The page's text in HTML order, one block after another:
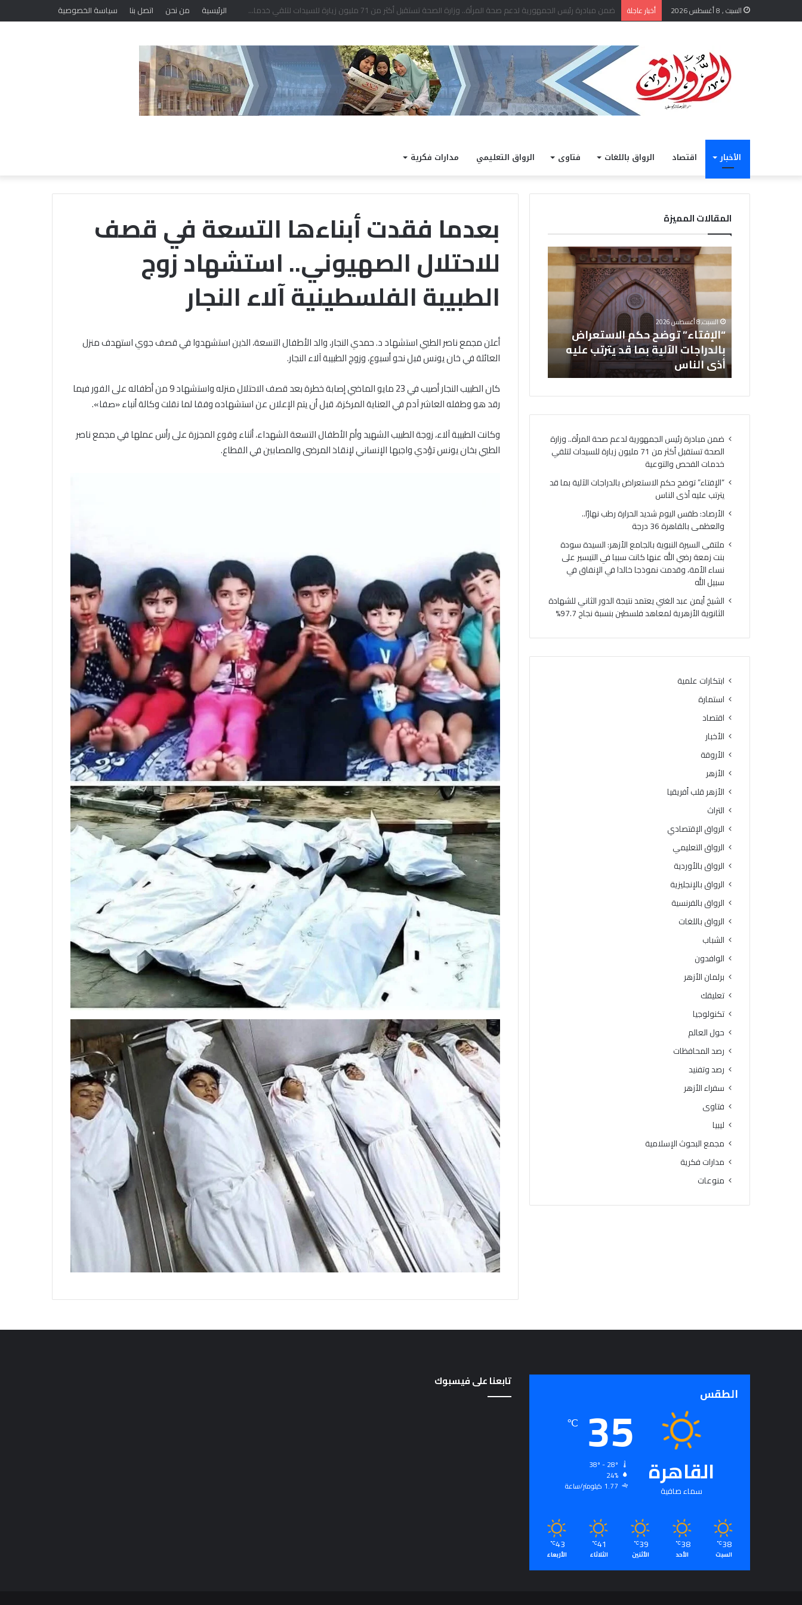
السبت , 8 أغسطس 2026 أخبار عاجلة “الإفتاء” توضح حكم الاستعراض بالدراجات الآلية بما قد يترتب عليه أذى الناس الرئيسية من نحن اتصل بنا سياسة الخصوصية
الأخبار اقتصاد الرواق باللغات فتاوى الرواق التعليمي مدارات فكرية
بعدما فقدت أبناءها التسعة في قصف
للاحتلال الصهيوني.. استشهاد زوج
الطبيبة الفلسطينية آلاء النجار
أعلن مجمع ناصر الطبي استشهاد د. حمدي النجار، والد الأطفال التسعة، الذين استشهدوا في قصف جوي استهدف منزل
العائلة في خان يونس قبل نحو أسبوع، وزوج الطبيبة آلاء النجار.
كان الطبيب النجار أصيب في 23 مايو الماضي إصابة خطرة بعد قصف الاحتلال منزله واستشهاد 9 من أطفاله على الفور فيما
رقد هو وطفله العاشر آدم في العناية المركزة، قبل أن يتم الإعلان عن استشهاده وفقا لما نقلت وكالة أنباء «صفا».
وكانت الطبيبة آلاء، زوجة الطبيب الشهيد وأم الأطفال التسعة الشهداء، أثناء وقوع المجزرة على رأس عملها في مجمع ناصر
الطبي بخان يونس تؤدي واجبها الإنساني لإنقاذ المرضى والمصابين في القطاع.
المقالات المميزة
“الإفتاء”
توضح
حكم
الاستعراض
بالدراجات
الآلية
بما
يترتب
عليه
أذى
السبت, 8 أغسطس 2026
“الإفتاء” توضح حكم الاستعراض
بالدراجات الآلية بما قد يترتب عليه
أذى الناس
الأرصاد:
طقس
اليوم
شديد
الحرارة
بالقاهرة
36
درجة
الأرصاد: طقس اليوم شديد الحرارة
رطب نهارًا.. والعظمى بالقاهرة 36
السيرة
النبوية
بالجامع
الأزهر:
بنت
زمعة
رضي
عنها
كانت
في
التيسير
على
الله
الخميس, 6 أغسطس 2026
ملتقى السيرة النبوية بالجامع
الله عنها كانت سببا في التيسير على
نساء الأمة، وقدمت نموذجا خالدا
في الإنفاق في سبيل الله
الشيخ
أيمن
عبد
الثاني
للشهادة
لمعاهد
فلسطين
نجاح
97.7%
الدور الثاني للشهادة الثانوية
الأزهرية لمعاهد فلسطين بنسبة
ضمن مبادرة رئيس الجمهورية لدعم صحة المرأة.. وزارة
الصحة تستقبل أكثر من 71 مليون زيارة للسيدات لتلقي
خدمات الفحص والتوعية
“الإفتاء” توضح حكم الاستعراض بالدراجات الآلية بما قد
يترتب عليه أذى الناس
الأرصاد: طقس اليوم شديد الحرارة رطب نهارًا..
والعظمى بالقاهرة 36 درجة
ملتقى السيرة النبوية بالجامع الأزهر: السيدة سودة
بنت زمعة رضي الله عنها كانت سببا في التيسير على
نساء الأمة، وقدمت نموذجا خالدا في الإنفاق في
سبيل الله
الشيخ أيمن عبد الغني يعتمد نتيجة الدور الثاني للشهادة
الثانوية الأزهرية لمعاهد فلسطين بنسبة نجاح 97.7%
ابتكارات علمية
استمارة
اقتصاد
الأخبار
الأروقة
الأزهر
الأزهر قلب أفريقيا
التراث
الرواق الإقتصادي
الرواق التعليمي
الرواق بالأوردية
الرواق بالإنجليزية
الرواق بالفرنسية
الرواق باللغات
الشباب
الوافدون
برلمان الأزهر
تعليقك
تكنولوجيا
حول العالم
رصد المحافظات
رصد وتفنيد
سفراء الأزهر
فتاوى
ليبيا
مجمع البحوث الإسلامية
مدارات فكرية
منوعات
الطقس
القاهرة
سماء صافية
35
℃
24%
1.77 كيلومتر/ساعة
38
℃
السبت
38
℃
الأحد
39
℃
الأثنين
41
℃
الثلاثاء
43
℃
الأربعاء
تابعنا على فيسبوك